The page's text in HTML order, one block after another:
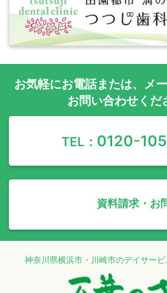
お気軽にお電話または、 メ
お問い合わせくだ
TEL： 0120-
資料請求・お
神奈川県横浜市・川崎市のデイサー